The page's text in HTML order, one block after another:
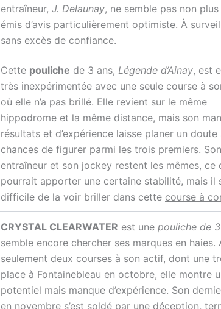
entraîneur, J. Delaunay, ne semble pas non
émis d’avis particulièrement optimiste. À
sans excès de confiance.
Cette pouliche de 3 ans, Légende d’Ainay, est
très inexpérimentée avec une seule course à
où elle n’a pas brillé. Elle revient sur le même
hippodrome et la même distance, mais son
résultats et d’expérience laisse planer un doute
chances de figurer parmi les trois premiers. Son
entraîneur et son jockey restent les mêmes, ce
pourrait apporter une certaine stabilité, mais il
difficile de la voir briller dans cette course à
CRYSTAL CLEARWATER est une pouliche de
semble encore chercher ses marques en haies.
seulement deux courses à son actif, dont une
place à Fontainebleau en octobre, elle montre
potentiel mais manque d’expérience. Son
en novembre s’est soldé par une déception,